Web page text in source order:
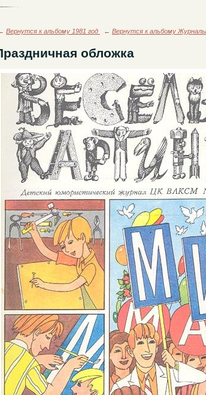
Вернутся к альбому 1981 год ← Вернутся к альбому Журналы
обложка